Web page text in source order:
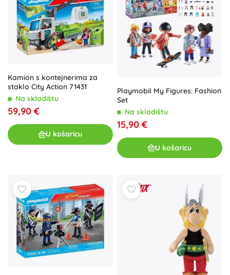
Kamion s kontejnerima za
staklo City Action 71431
Na skladištu
59,90 €
U košaricu
Playmobil My Figures: Fashion
Set
Na skladištu
15,90 €
U košaricu